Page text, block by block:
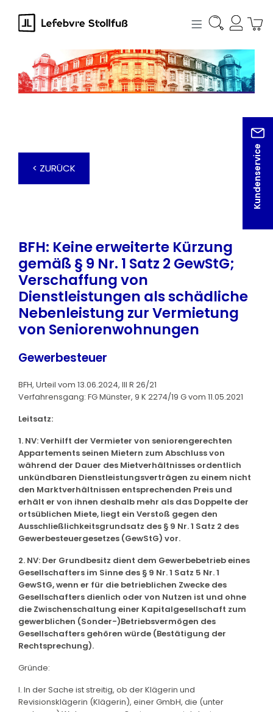
springen
Kundenservice
< ZURÜCK
BFH: Keine erweiterte Kürzung
gemäß § 9 Nr. 1 Satz 2 GewStG;
Verschaffung von
Dienstleistungen als schädliche
Nebenleistung zur Vermietung
von Seniorenwohnungen
Gewerbesteuer
BFH, Urteil vom 13.06.2024, III R 26/21
Verfahrensgang: FG Münster, 9 K 2274/19 G vom 11.05.2021
Leitsatz:
1. NV: Verhilft der Vermieter von seniorengerechten
Appartements seinen Mietern zum Abschluss von
während der Dauer des Mietverhältnisses ordentlich
unkündbaren Dienstleistungsverträgen zu einem nicht
den Marktverhältnissen entsprechenden Preis und
erhält er von ihnen deshalb mehr als das Doppelte der
ortsüblichen Miete, liegt ein Verstoß gegen den
Ausschließlichkeitsgrundsatz des § 9 Nr. 1 Satz 2 des
Gewerbesteuergesetzes (GewStG) vor.
2. NV: Der Grundbesitz dient dem Gewerbebetrieb eines
Gesellschafters im Sinne des § 9 Nr. 1 Satz 5 Nr. 1
GewStG, wenn er für die betrieblichen Zwecke des
Gesellschafters dienlich oder von Nutzen ist und ohne
die Zwischenschaltung einer Kapitalgesellschaft zum
gewerblichen (Sonder-)Betriebsvermögen des
Gesellschafters gehören würde (Bestätigung der
Rechtsprechung).
Gründe:
I. In der Sache ist streitig, ob der Klägerin und
Revisionsklägerin (Klägerin), einer GmbH, die (unter